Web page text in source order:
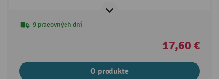
9 pracovných dní
17,60 €
O produkte